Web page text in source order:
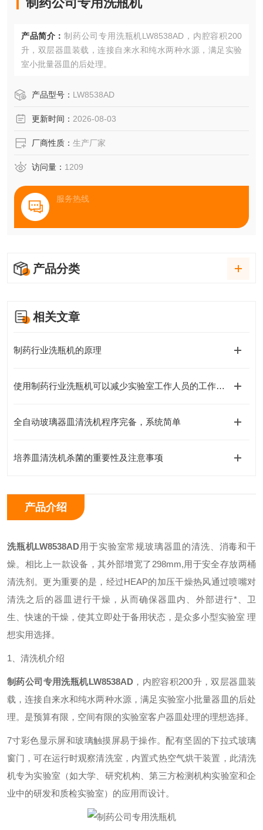
产品简介： 制药公司专用洗瓶机LW8538AD，内腔容积200
升，双层器皿装载，连接自来水和纯水两种水源，满足实验
室小批量器皿的后处理。
产品型号： LW8538AD
更新时间： 2026-08-03
厂商性质： 生产厂家
访问量： 1209
服务热线
产品分类
相关文章
制药行业洗瓶机的原理
使用制药行业洗瓶机可以减少实验室工作人员的工作负荷
全自动玻璃器皿清洗机程序完备，系统简单
培养皿清洗机杀菌的重要性及注意事项
产品介绍
洗瓶机LW8538AD用于实验室常规玻璃器皿的清洗、消毒和干
燥。相比上一款设备，其外部增宽了298mm,用于安全存放两桶
清洗剂。更为重要的是，经过HEAP的加压干燥热风通过喷嘴对
清洗之后的器皿进行干燥，从而确保器皿内、外部进行*、卫
生、快速的干燥，使其立即处于备用状态，是众多小型实验室 理
想实用选择。
1、清洗机介绍
制药公司专用洗瓶机LW8538AD，内腔容积200升，双层器皿装
载，连接自来水和纯水两种水源，满足实验室小批量器皿的后处
理。是预算有限，空间有限的实验室客户器皿处理的理想选择。
7寸彩色显示屏和玻璃触摸屏易于操作。配有坚固的下拉式玻璃
窗门，可在运行时观察清洗室，内置式热空气烘干装置，此清洗
机专为实验室（如大学、研究机构、第三方检测机构实验室和企
业中的研发和质检实验室）的应用而设计。